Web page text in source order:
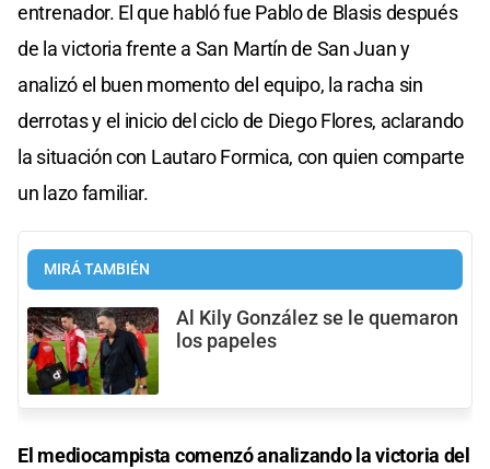
entrenador. El que habló fue Pablo de Blasis después
de la victoria frente a San Martín de San Juan y
analizó el buen momento del equipo, la racha sin
derrotas y el inicio del ciclo de Diego Flores, aclarando
la situación con Lautaro Formica, con quien comparte
un lazo familiar.
MIRÁ TAMBIÉN
Al Kily González se le quemaron
los papeles
El mediocampista comenzó analizando la victoria del